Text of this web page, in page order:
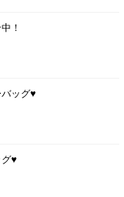
！
ッグ♥
グ♥